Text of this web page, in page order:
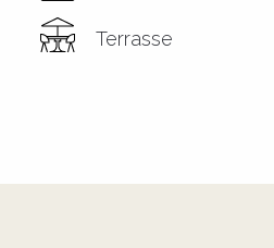
Terrasse